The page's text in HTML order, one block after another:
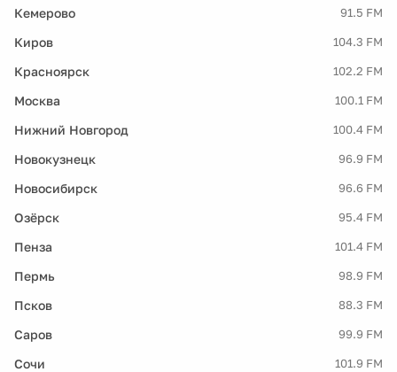
Кемерово 91.5 FM
Киров 104.3 FM
Красноярск 102.2 FM
Москва 100.1 FM
Нижний Новгород 100.4 FM
Новокузнецк 96.9 FM
Новосибирск 96.6 FM
Озёрск 95.4 FM
Пенза 101.4 FM
Пермь 98.9 FM
Псков 88.3 FM
Саров 99.9 FM
Сочи 101.9 FM